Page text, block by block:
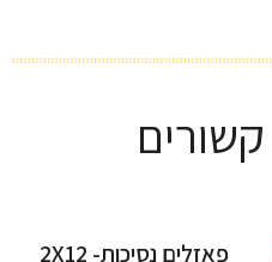
פאזלים נסיכות- 2X12